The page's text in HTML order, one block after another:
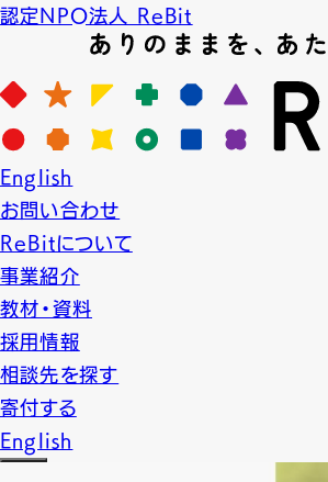
認定NPO法人 ReBit
English
お問い合わせ
ReBitについて
事業紹介
教材・資料
採用情報
相談先を探す
寄付する
English
News
ニュース
2022.12.25
1/6（金）【オンライ